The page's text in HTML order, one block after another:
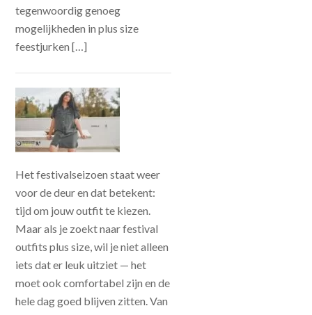
tegenwoordig genoeg
mogelijkheden in plus size
feestjurken […]
Het festivalseizoen staat weer
voor de deur en dat betekent:
tijd om jouw outfit te kiezen.
Maar als je zoekt naar festival
outfits plus size, wil je niet alleen
iets dat er leuk uitziet — het
moet ook comfortabel zijn en de
hele dag goed blijven zitten. Van